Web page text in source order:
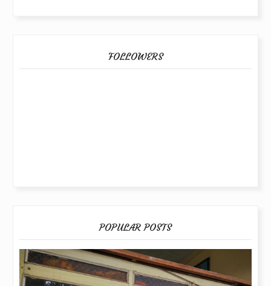
FOLLOWERS
POPULAR POSTS